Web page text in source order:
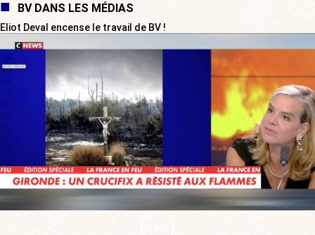
BV DANS LES MÉDIAS
Eliot Deval encense le travail de BV !